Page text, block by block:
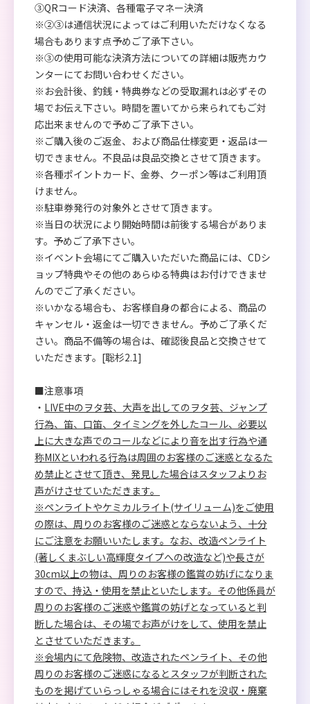
③QRコード決済、各種電子マネー決済
※②③は通信状況によってはご利用いただけなくなる
場合もあります点予めご了承下さい。
※③の使用可能な決済方法についての詳細は販売カウ
ンターにてお問い合わせください。
※お会計後、釣銭・特典券などの受取漏れは必ずその
場でお伝え下さい。時間を置いてから来られてもご対
応出来ませんので予めご了承下さい。
※ご購入後のご返金、および商品仕様変更・返品は一
切できません。不良品は良品交換とさせて頂きます。
※各種ポイントカード、金券、クーポン等はご利用頂
けません。
※駐車券発行の対象外とさせて頂きます。
※当日の状況により開始時間は前後する場合がありま
す。予めご了承下さい。
※イベント会場にてご購入いただいた商品には、CDシ
ョップ特典やその他のあらゆる特典はお付けできませ
んのでご了承ください。
※いかなる場合も、お客様自身の都合による、商品の
キャンセル・返金は一切できません。予めご了承くだ
さい。商品不備等の場合は、確認後良品と交換させて
いただきます。[聡杉2.1]
■注意事項
・ LIVE中のヲタ芸、大声を出してのヲタ芸、ジャンプ
行為、笛、口笛、タイミングを外したコール、必要以
上に大きな声でのコールなどにより音を出す行為や通
称MIXといわれる行為は周囲のお客様のご迷惑となるた
め禁止とさせて頂き、発見した場合はスタッフよりお
声がけさせていただきます。
※ペンライトやケミカルライト(サイリューム)をご使用
の際は、周りのお客様のご迷惑とならないよう、十分
にご注意をお願いいたします。なお、改造ペンライト
(著しくまぶしい高輝度タイプへの改造など)や長さが
30cm以上の物は、周りのお客様の鑑賞の妨げになりま
すので、持込・使用を禁止といたします。その他係員が
周りのお客様のご迷惑や鑑賞の妨げとなっていると判
断した場合は、その場でお声がけをして、使用を禁止
とさせていただきます。
※会場内にて危険物、改造されたペンライト、その他
周りのお客様のご迷惑になるとスタッフが判断された
ものを掲げていらっしゃる場合にはそれを没収・廃棄